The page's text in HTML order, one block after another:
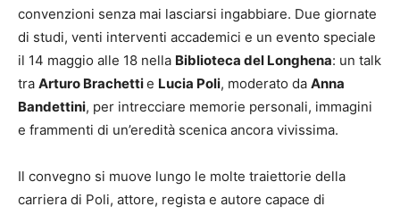
convenzioni senza mai lasciarsi ingabbiare. Due giornate
di studi, venti interventi accademici e un evento speciale
il 14 maggio alle 18 nella Biblioteca del Longhena: un talk
tra Arturo Brachettie Lucia Poli, moderato da Anna
Bandettini, per intrecciare memorie personali, immagini
e frammenti di un’eredità scenica ancora vivissima.
Il convegno si muove lungo le molte traiettorie della
carriera di Poli, attore, regista e autore capace di